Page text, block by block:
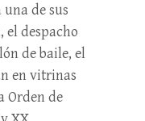
de sus
el despacho
de baile, el
en vitrinas
Orden de